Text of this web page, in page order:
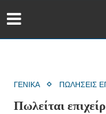
ΓΕΝΙΚΑ ΠΩΛΗΣΕΙΣ
Πωλείται